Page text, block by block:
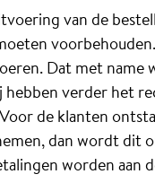
van de
Dat met name
verder het
de klanten
dan wordt dit
worden aan